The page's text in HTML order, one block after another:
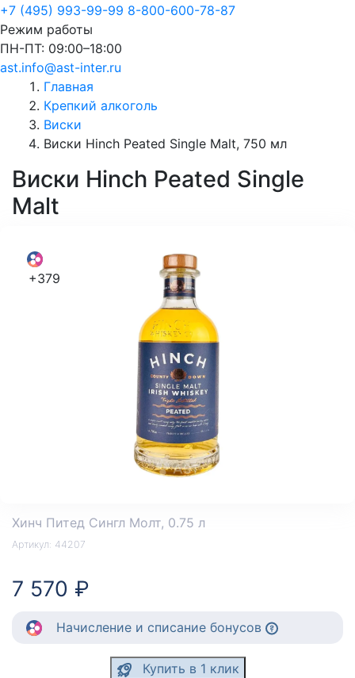
+7 (495) 993-99-99 8-800-600-78-87
Режим работы
ПН-ПТ: 09:00–18:00
ast.info@ast-inter.ru
Главная
Крепкий алкоголь
Виски
Виски Hinch Peated Single Malt, 750 мл
Виски Hinch Peated Single
Malt
+379
Хинч Питед Сингл Молт, 0.75 л
Артикул: 44207
7 570 ₽
Начисление и списание бонусов
Купить в 1 клик